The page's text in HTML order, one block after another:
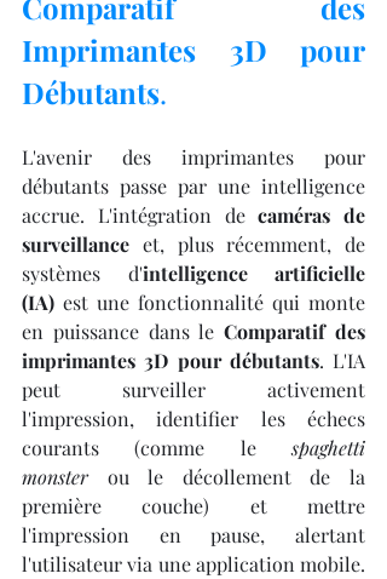
Imprimantes 3D pour
Débutants.
L'avenir des imprimantes pour
débutants passe par une intelligence
accrue. L'intégration de caméras de
surveillance et, plus récemment, de
systèmes d'intelligence artificielle
(IA) est une fonctionnalité qui monte
en puissance dans le Comparatif des
imprimantes 3D pour débutants. L'IA
peut surveiller activement
l'impression, identifier les échecs
courants (comme le spaghetti
monster ou le décollement de la
première couche) et mettre
l'impression en pause, alertant
l'utilisateur via une application mobile.